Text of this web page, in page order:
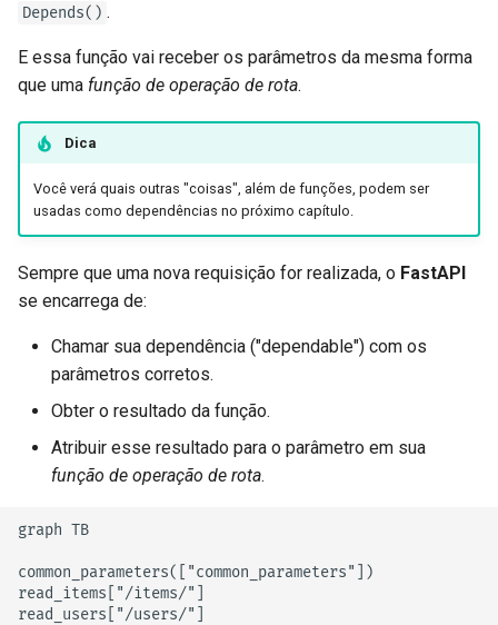
Depends() .
E essa função vai receber os parâmetros da mesma forma
que uma função de operação de rota.
Dica
Você verá quais outras "coisas", além de funções, podem ser
usadas como dependências no próximo capítulo.
Sempre que uma nova requisição for realizada, o FastAPI
se encarrega de:
Chamar sua dependência ("dependable") com os
parâmetros corretos.
Obter o resultado da função.
Atribuir esse resultado para o parâmetro em sua
função de operação de rota.
graph TB
common_parameters(["common_parameters"])
read_items["/items/"]
read_users["/users/"]